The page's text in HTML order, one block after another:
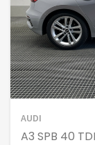
AUDI
A3 SPB 40